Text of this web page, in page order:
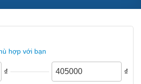
hợp với bạn
₫ ₫